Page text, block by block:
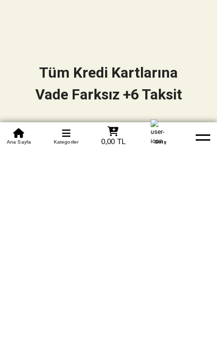
0850 305 09 70
Beden Tablosu Banka Hesapları Whatsapp Yardım
Ana Sayfa Kategoriler 0,00 TL Giriş
Tüm Kredi Kartlarına
Vade Farksız +6 Taksit